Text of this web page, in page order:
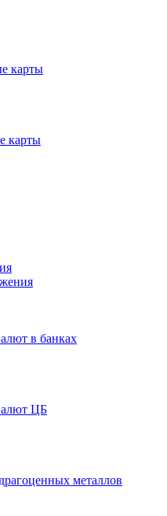
карты
карты
в банках
ЦБ
металлов